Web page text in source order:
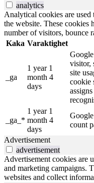
analytics
Analytical cookies are
the website. These cookies
number of visitors, bounce
Kaka Varaktighet
_ga
1 year 1
month 4
days
visitor,
site
cookie
_ga_*
1 year 1
month 4
days
count
Advertisement
advertisement
Advertisement cookies are
and marketing campaigns.
websites and collect